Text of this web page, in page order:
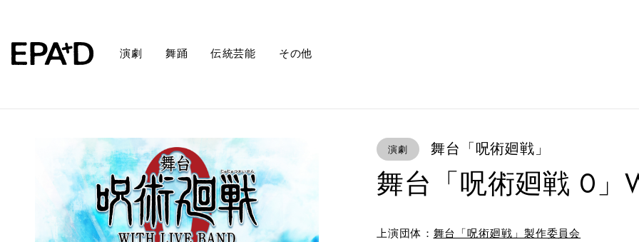
演劇 舞踊 伝統芸能 その他
演劇 舞台「呪術廻戦」
舞台「呪術廻戦 0」
上演団体： 舞台「呪術廻戦」製作委員会